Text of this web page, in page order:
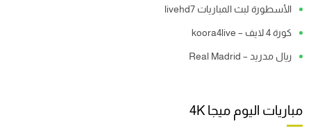
الأسطورة لبث المباريات livehd7
كورة 4 لايف – koora4live
ريال مدريد – Real Madrid
مباريات اليوم ميجا 4K